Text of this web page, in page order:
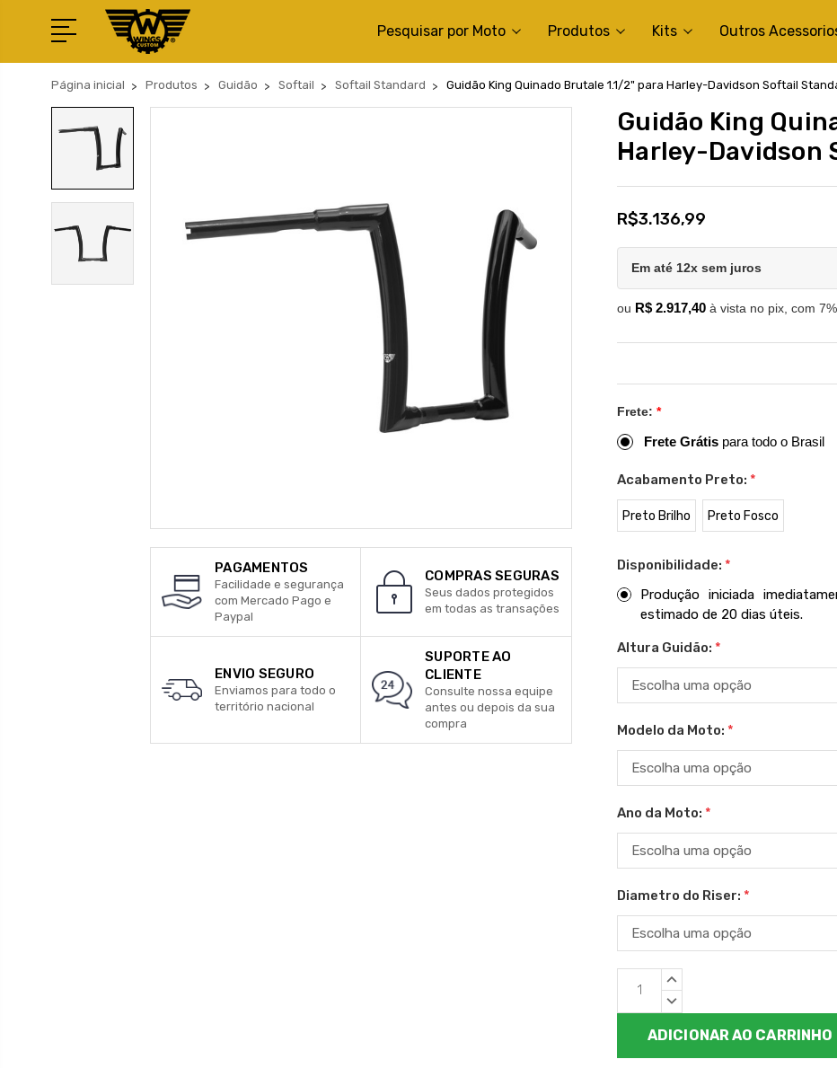
Pesquisar por Moto Produtos Kits Outros
Página inicial Produtos Guidão Softail Softail Standard Guidão King Quinado Brutale 1.1/2" para Harley-Davidson Softail
PAGAMENTOS
Facilidade e segurança
com Mercado Pago e
Paypal
COMPRAS SEGURAS
Seus dados protegidos
em todas as transações
ENVIO SEGURO
Enviamos para todo o
território nacional
SUPORTE AO
CLIENTE
Consulte nossa equipe
antes ou depois da sua
compra
Guidão King
Harley-Davidson
R$3.136,99
Em até 12x sem juros
ou R$ 2.917,40 à vista no pix, com
Frete: *
Frete Grátis para todo o Brasil
Acabamento Preto: *
Preto Brilho Preto Fosco
Disponibilidade: *
Produção iniciada
estimado de 20 dias úteis.
Altura Guidão: *
Modelo da Moto: *
Ano da Moto: *
Diametro do Riser: *
Estoque
atual:
QUANTIDADE
QUANTIDADE